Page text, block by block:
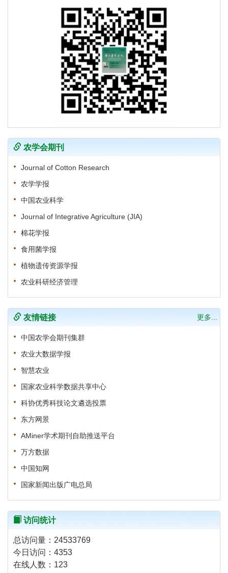
农学会期刊
Journal of Cotton Research
农学学报
中国农业科学
Journal of Integrative Agriculture (JIA)
棉花学报
食用菌学报
植物遗传资源学报
农业科研经济管理
友情链接 更多...
中国农学会期刊集群
农业大数据学报
智慧农业
国家农业科学数据共享中心
科协优秀科技论文遴选投票
东方网景
AMiner学术期刊自助推送平台
万方数据
中国知网
国家新闻出版广电总局
访问统计
总访问量： 24533769
今日访问： 4353
在线人数： 123